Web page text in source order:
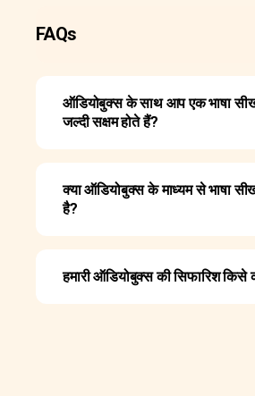
FAQs
ऑडियोबुक्स के साथ आप एक भाषा
जल्दी सक्षम होते हैं?
क्या ऑडियोबुक्स के माध्यम से भाषा
है?
हमारी ऑडियोबुक्स की सिफारिश किसे